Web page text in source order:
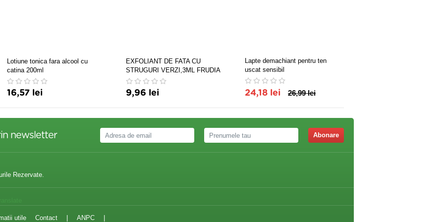
Lotiune tonica fara alcool cu
catina 200ml
16,57 lei
EXFOLIANT DE FATA CU
STRUGURI VERZI,3ML FRUDIA
9,96 lei
Lapte demachiant pentru ten
uscat sensibil
24,18 lei 26,99 lei
newsletter Abonare
Rezervate.
utile Contact ANPC